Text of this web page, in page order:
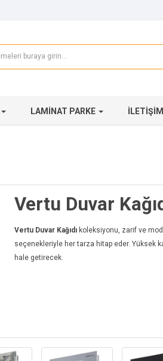
LAMINAT PARKE İLETIŞIM
Vertu Duvar
Vertu Duvar Kağıdı koleksiyonu, zarif ve
seçenekleriyle her tarza hitap eder. Yüksek
hale getirecek.